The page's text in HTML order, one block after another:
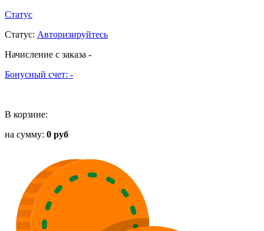
Статус
Статус: Авторизируйтесь
Начисление с заказа -
Бонусный счет: -
В корзине:
на сумму: 0 руб